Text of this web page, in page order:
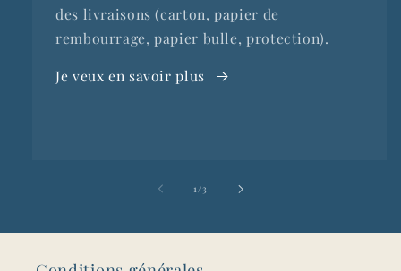
des livraisons (carton, papier de
rembourrage, papier bulle, protection).
Je veux en savoir plus
1 /de3